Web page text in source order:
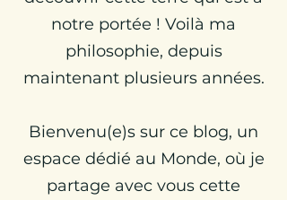
notre portée ! Voilà ma
philosophie, depuis
maintenant plusieurs années.
Bienvenu(e)s sur ce blog, un
espace dédié au Monde, où je
partage avec vous cette